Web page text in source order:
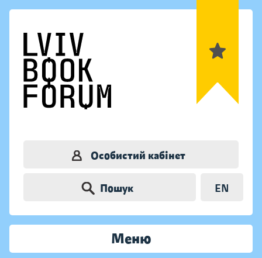
Особистий кабінет
Пошук EN
Меню